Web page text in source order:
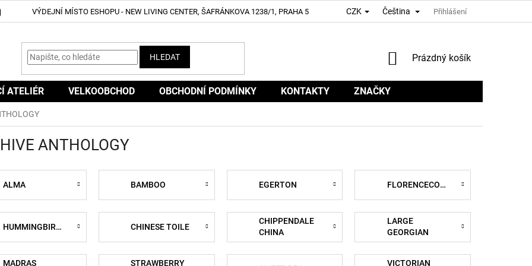
VÝDEJNÍ MÍSTO ESHOPU - NEW LIVING CENTER, ŠAFRÁNKOVA 1238/1, PRAHA 5 CZK Čeština Přihlášení
HLEDAT
NÁKUPNÍ
Prázdný košík
ATELIÉR VELKOOBCHOD OBCHODNÍ PODMÍNKY KONTAKTY ZNAČKY
ANTHOLOGY
ALMA BAMBOO EGERTON FLORENCECOURT
HUMMINGBIRDS CHINESE TOILE
CHIPPENDALE
CHINA
LARGE
GEORGIAN
ROPE TRELLIS
MADRAS
STRAWBERRY
VICTORIAN